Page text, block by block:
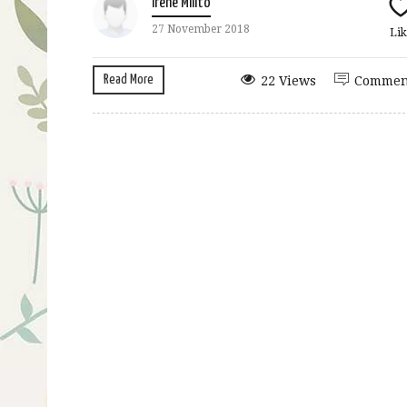
Irene Milito
27 November 2018
Read More 22 Views